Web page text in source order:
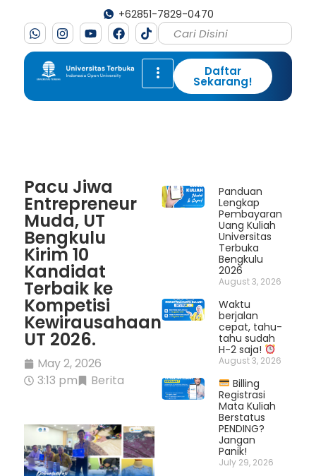
+62851-7829-0470
Daftar
Sekarang!
Pacu Jiwa
Entrepreneur
Muda, UT
Bengkulu
Kirim 10
Kandidat
Terbaik ke
Kompetisi
Kewirausahaan
UT 2026.
May 2, 2026
3:13 pm
Berita
Panduan
Lengkap
Pembayaran
Uang Kuliah
Universitas
Terbuka
Bengkulu
2026
August 3, 2026
Waktu
berjalan
cepat, tahu-
tahu sudah
H-2 saja!
August 3, 2026
Billing
Registrasi
Mata Kuliah
Berstatus
PENDING?
Jangan
Panik!
July 29, 2026